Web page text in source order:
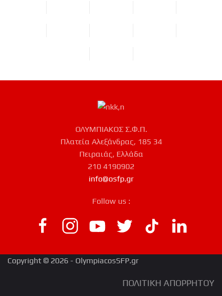
ΟΛΥΜΠΙΑΚΟΣ Σ.Φ.Π.
Πλατεία Αλεξάνδρας, 185 34
Πειραιάς, Ελλάδα
210 4190902
info@osfp.gr
Follow us :
Copyright © 2026 - OlympiacosSFP.gr
ΠΟΛΙΤΙΚΗ ΑΠΟΡΡΗΤΟΥ